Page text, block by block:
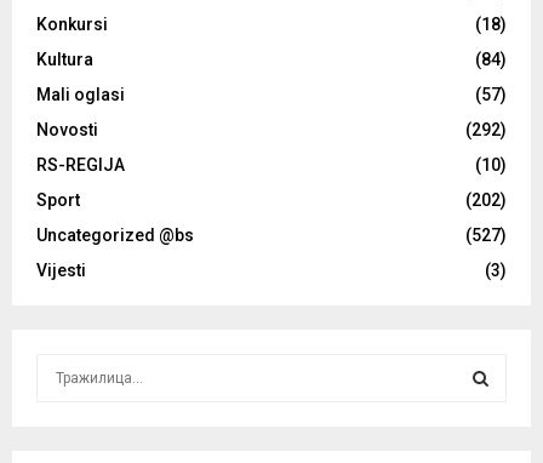
Konkursi
(18)
Kultura
(84)
Mali oglasi
(57)
Novosti
(292)
RS-REGIJA
(10)
Sport
(202)
Uncategorized @bs
(527)
Vijesti
(3)